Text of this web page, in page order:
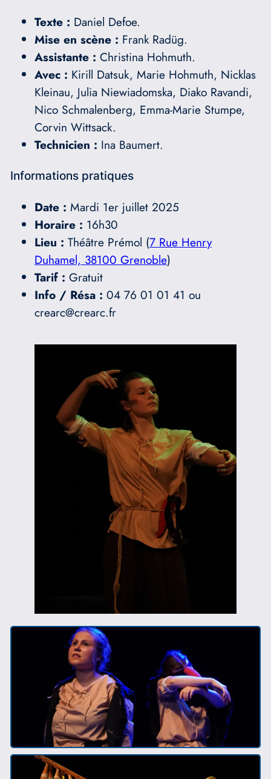
Texte : Daniel Defoe.
Mise en scène : Frank Radüg.
Assistante : Christina Hohmuth.
Avec : Kirill Datsuk, Marie Hohmuth, Nicklas
Kleinau, Julia Niewiadomska, Diako Ravandi,
Nico Schmalenberg, Emma-Marie Stumpe,
Corvin Wittsack.
Technicien : Ina Baumert.
Informations pratiques
Date : Mardi 1er juillet 2025
Horaire : 16h30
Lieu : Théâtre Prémol (7 Rue Henry
Duhamel, 38100 Grenoble)
Tarif : Gratuit
Info / Résa : 04 76 01 01 41 ou
crearc@crearc.fr